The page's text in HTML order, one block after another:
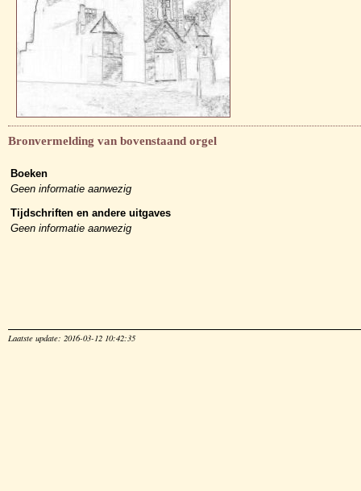
Bronvermelding van bovenstaand orgel
Boeken
Geen informatie aanwezig
Tijdschriften en andere uitgaves
Geen informatie aanwezig
Laatste update: 2016-03-12 10:42:35